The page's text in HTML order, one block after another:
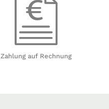
Zahlung auf Rechnung